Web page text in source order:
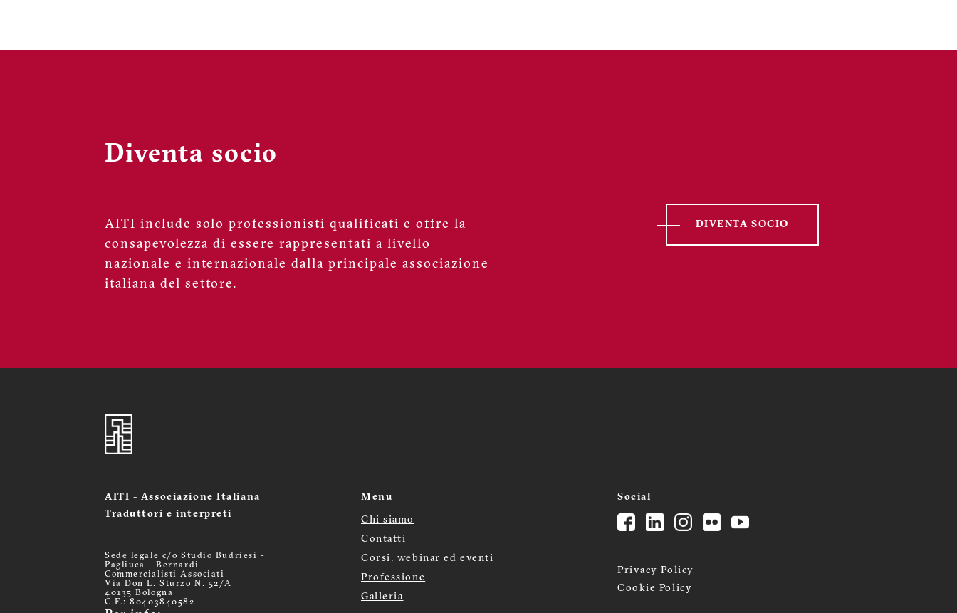
Diventa socio
AITI include solo professionisti qualificati e offre la
consapevolezza di essere rappresentati a livello
nazionale e internazionale dalla principale associazione
italiana del settore.
DIVENTA SOCIO
AITI - Associazione Italiana
Traduttori e interpreti
Sede legale c/o Studio Budriesi -
Pagliuca - Bernardi
Commercialisti Associati
Via Don L. Sturzo N. 52/A
40135 Bologna
C.F.: 80403840582
Menu
Menù
footer
Chi siamo
Contatti
Corsi, webinar ed eventi
Professione
Galleria
Social
Privacy Policy
Cookie Policy